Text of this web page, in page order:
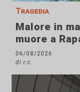
Tragedia
Malore in
muore a
06/08/2026
di r.c.